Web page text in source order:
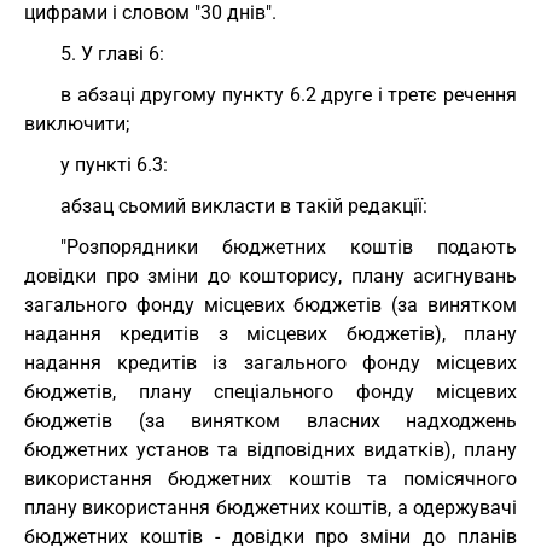
цифрами і словом "30 днів".
5. У главі 6:
в абзаці другому пункту 6.2 друге і третє речення
виключити;
у пункті 6.3:
абзац сьомий викласти в такій редакції:
"Розпорядники бюджетних коштів подають
довідки про зміни до кошторису, плану асигнувань
загального фонду місцевих бюджетів (за винятком
надання кредитів з місцевих бюджетів), плану
надання кредитів із загального фонду місцевих
бюджетів, плану спеціального фонду місцевих
бюджетів (за винятком власних надходжень
бюджетних установ та відповідних видатків), плану
використання бюджетних коштів та помісячного
плану використання бюджетних коштів, а одержувачі
бюджетних коштів - довідки про зміни до планів